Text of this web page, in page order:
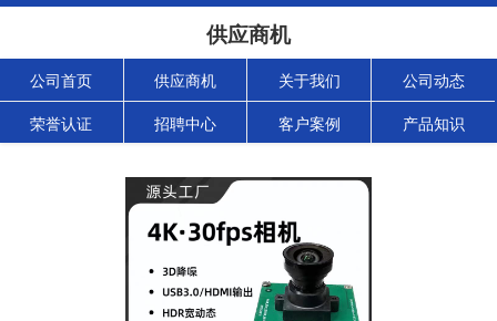
供应商机
公司首页 供应商机 关于我们 公司动态
荣誉认证 招聘中心 客户案例 产品知识